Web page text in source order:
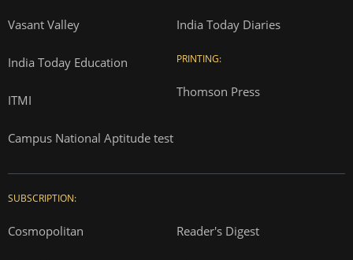
Vasant Valley
India Today Education
ITMI
Campus National Aptitude test
India Today Diaries
PRINTING:
Thomson Press
SUBSCRIPTION:
Cosmopolitan Reader's Digest